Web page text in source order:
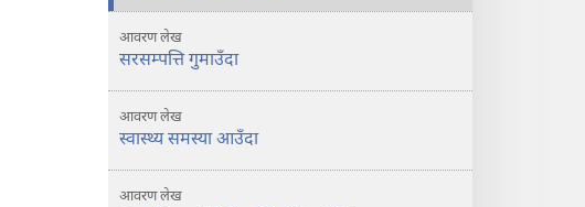
आवरण लेख
सरसम्पत्ति गुमाउँदा
आवरण लेख
स्वास्थ्य समस्या आउँदा
आवरण लेख